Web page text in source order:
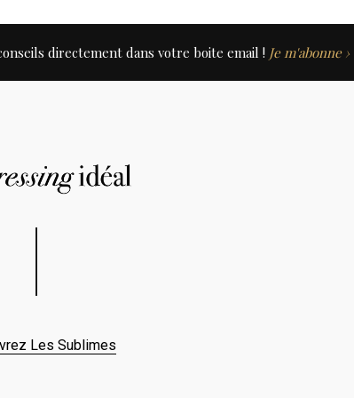
directement dans votre boite email ! Je m'abonne ›
Les Sublimes